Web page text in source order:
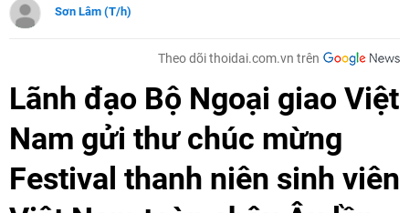
Sơn Lâm (T/h)
Theo dõi thoidai.com.vn trên
Lãnh đạo Bộ Ngoại giao Việt
Nam gửi thư chúc mừng
Festival thanh niên sinh viên